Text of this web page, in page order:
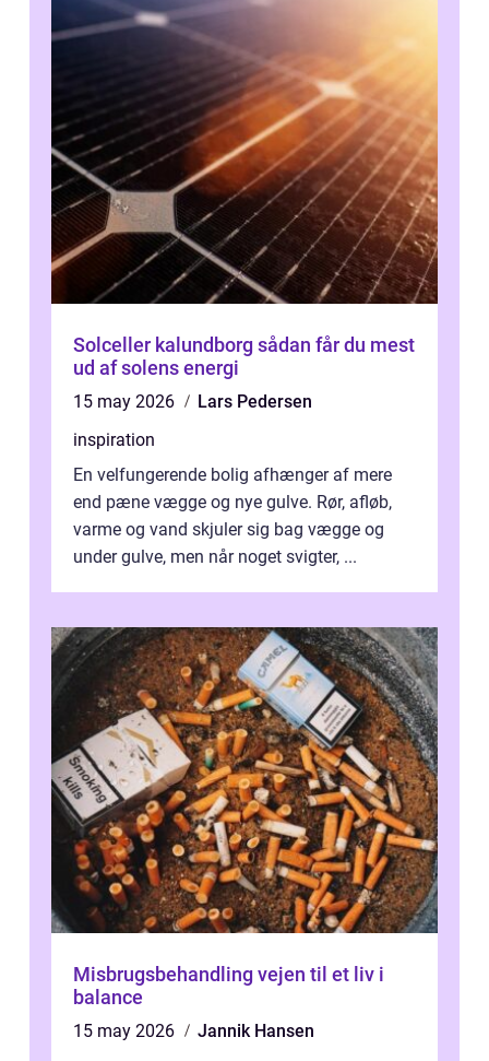
Solceller kalundborg sådan får du mest
ud af solens energi
15 may 2026
Lars Pedersen
inspiration
En velfungerende bolig afhænger af mere
end pæne vægge og nye gulve. Rør, afløb,
varme og vand skjuler sig bag vægge og
under gulve, men når noget svigter, ...
Misbrugsbehandling vejen til et liv i
balance
15 may 2026
Jannik Hansen